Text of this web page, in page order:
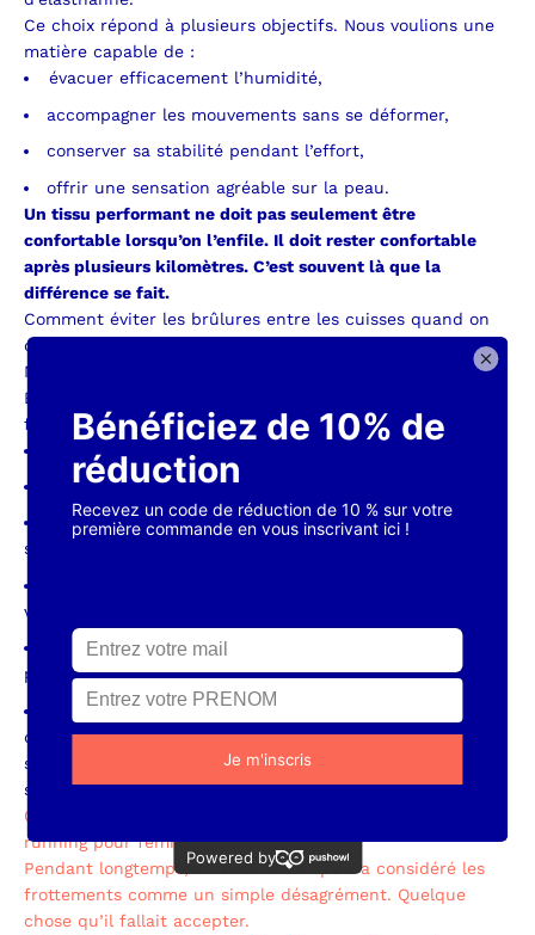
Ce choix répond à plusieurs objectifs. Nous voulions une
matière capable de :
évacuer efficacement l’humidité,
accompagner les mouvements sans se déformer,
conserver sa stabilité pendant l’effort,
offrir une sensation agréable sur la peau.
Un tissu performant ne doit pas seulement être
confortable lorsqu’on l’enfile. Il doit rester confortable
après plusieurs kilomètres. C’est souvent là que la
différence se fait.
Comment éviter les brûlures entre les cuisses quand on
court ?
Même le meilleur équipement ne peut pas tout résoudre.
En revanche, certaines habitudes permettent de réduire
fortement les risques d’irritation.
Choisissez des vêtements adaptés à votre pratique.
Privilégiez des matières techniques respirantes.
Évitez les coutures épaisses au niveau des zones
sensibles.
vous courez.
Sur les longues distances, un baume anti-frottement
peut également apporter un confort supplémentaire.
Enfin, n’attendez pas qu’une gêne devienne une
douleur.Lorsqu’un vêtement commence à vous irriter
systématiquement, il est souvent temps de s’interroger
sur sa conception.
Ce que nous avons appris en concevant des vêtements de
running pour femmes
Pendant longtemps, l’industrie du sport a considéré les
frottements comme un simple désagrément. Quelque
chose qu’il fallait accepter.